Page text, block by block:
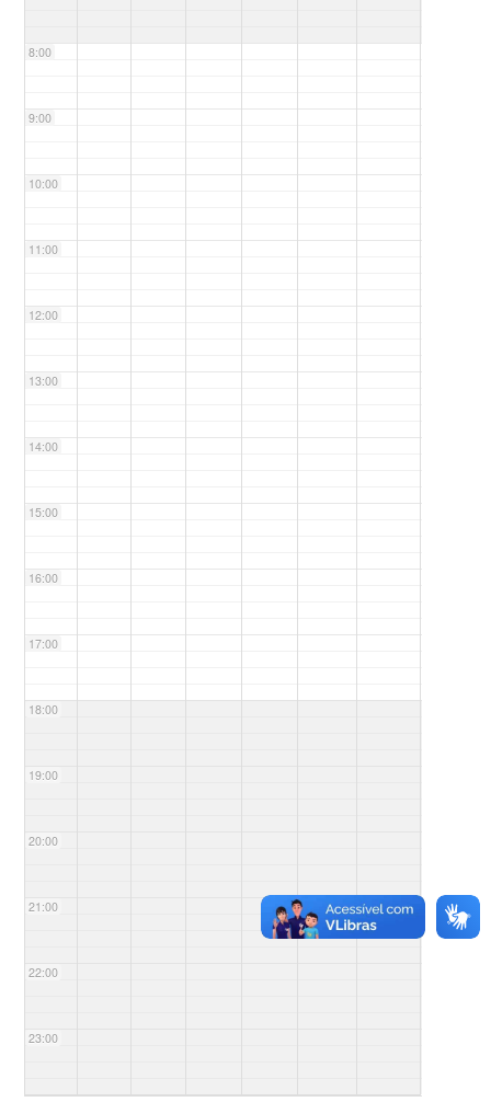
8:00
9:00
10:00
11:00
12:00
13:00
14:00
15:00
16:00
17:00
18:00
19:00
20:00
21:00
22:00
23:00